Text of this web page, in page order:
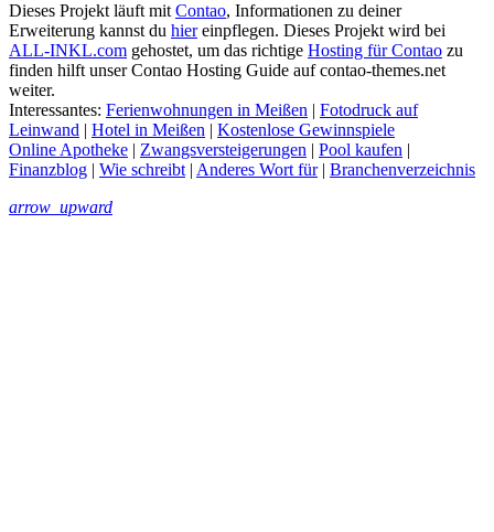
Dieses Projekt läuft mit Contao, Informationen zu deiner
Erweiterung kannst du hiereinpflegen. Dieses Projekt wird bei
ALL-INKL.com gehostet, um das richtige Hosting für Contao zu
finden hilft unser Contao Hosting Guide auf contao-themes.net
weiter.
Interessantes: Ferienwohnungen in Meißen | Fotodruck auf
Leinwand | Hotel in Meißen | Kostenlose Gewinnspiele
Online Apotheke | Zwangsversteigerungen | Pool kaufen |
Finanzblog | Wie schreibt | Anderes Wort für| Branchenverzeichnis
arrow_upward